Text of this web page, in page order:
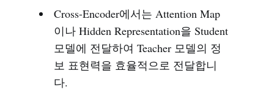
Cross-Encoder에서는 Attention Map
이나 Hidden Representation을 Student
모델에 전달하여 Teacher 모델의 정
보 표현력을 효율적으로 전달합니
다.